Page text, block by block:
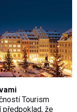
Tourism
předpoklad, že